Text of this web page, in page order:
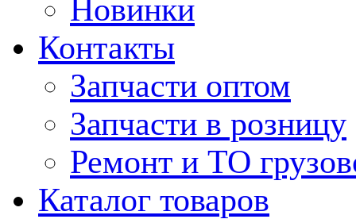
Новинки
Контакты
Запчасти оптом
Запчасти в розницу
Ремонт и ТО
Каталог товаров